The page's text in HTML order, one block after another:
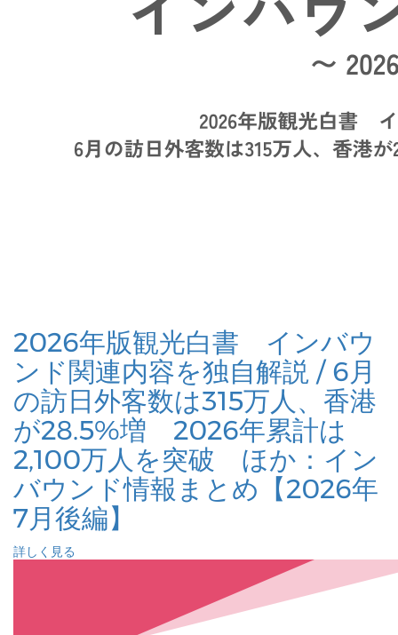
2026年版観光白書 インバウ
ンド関連内容を独自解説 / 6月
の訪日外客数は315万人、香港
が28.5%増 2026年累計は
2,100万人を突破 ほか：イン
バウンド情報まとめ【2026年
7月後編】
詳しく見る